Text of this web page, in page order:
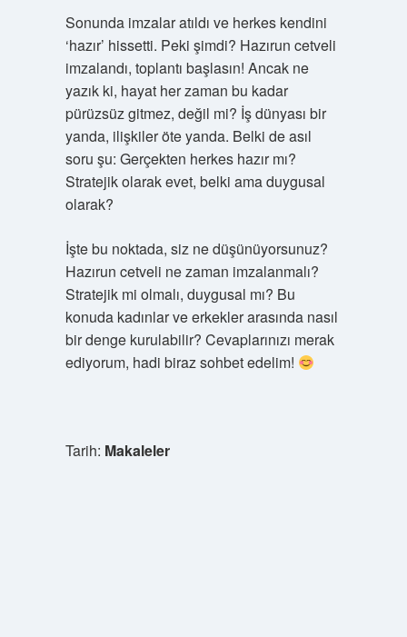
Sonunda imzalar atıldı ve herkes kendini
‘hazır’ hissetti. Peki şimdi? Hazırun cetveli
imzalandı, toplantı başlasın! Ancak ne
yazık ki, hayat her zaman bu kadar
pürüzsüz gitmez, değil mi? İş dünyası bir
yanda, ilişkiler öte yanda. Belki de asıl
soru şu: Gerçekten herkes hazır mı?
Stratejik olarak evet, belki ama duygusal
olarak?
İşte bu noktada, siz ne düşünüyorsunuz?
Hazırun cetveli ne zaman imzalanmalı?
Stratejik mi olmalı, duygusal mı? Bu
konuda kadınlar ve erkekler arasında nasıl
bir denge kurulabilir? Cevaplarınızı merak
ediyorum, hadi biraz sohbet edelim!
Tarih: Makaleler